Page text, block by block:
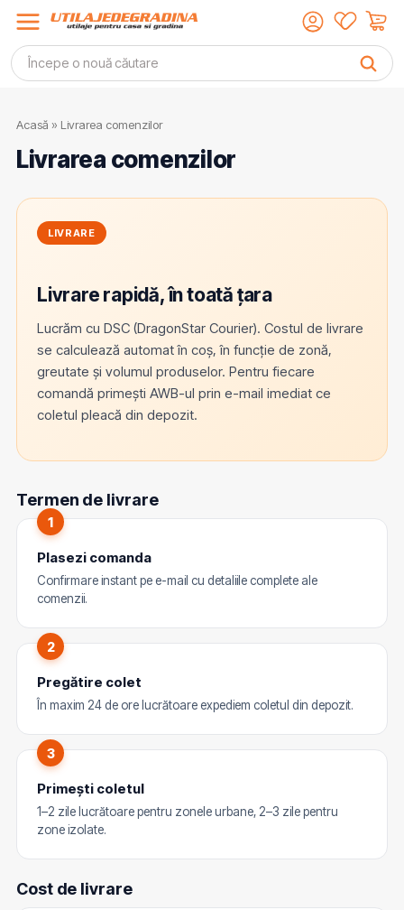
Acasă » Livrarea comenzilor
Livrarea comenzilor
LIVRARE
Livrare rapidă, în toată țara
Lucrăm cu DSC (DragonStar Courier). Costul de livrare
se calculează automat în coș, în funcție de zonă,
greutate și volumul produselor. Pentru fiecare
comandă primești AWB-ul prin e-mail imediat ce
coletul pleacă din depozit.
Termen de livrare
1
Plasezi comanda
Confirmare instant pe e-mail cu detaliile complete ale
comenzii.
2
Pregătire colet
În maxim 24 de ore lucrătoare expediem coletul din depozit.
3
Primești coletul
1–2 zile lucrătoare pentru zonele urbane, 2–3 zile pentru
zone izolate.
Cost de livrare